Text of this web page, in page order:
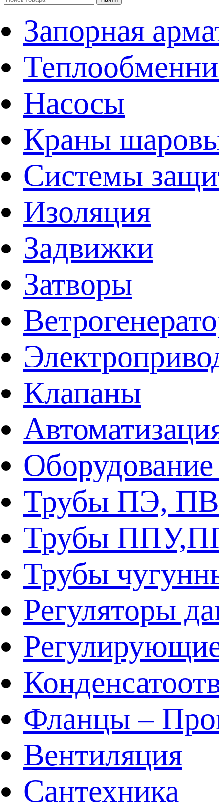
Запорная
Насосы
Краны
Системы
Изоляция
Задвижки
Затворы
Клапаны
Трубы ПЭ,
Трубы
Трубы
Регуляторы
Фланцы –
Вентиляция
Сантехника